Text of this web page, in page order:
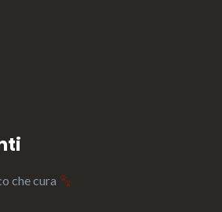
che cura